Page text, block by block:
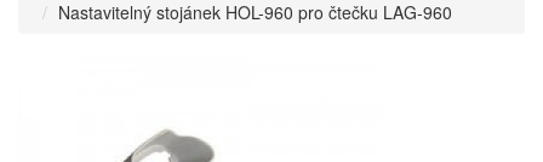
Nastavitelný stojánek HOL-960 pro čtečku LAG-960